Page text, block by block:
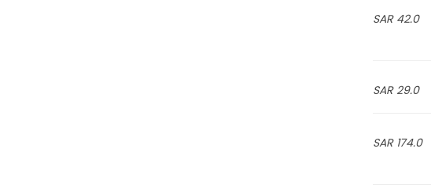
42.0 SAR
29.0 SAR
174.0 SAR